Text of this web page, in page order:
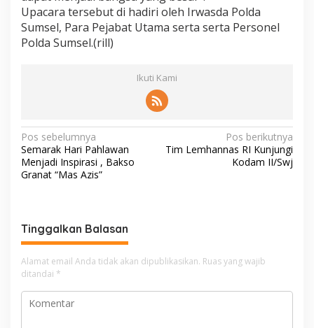
Upacara tersebut di hadiri oleh Irwasda Polda
Sumsel, Para Pejabat Utama serta serta Personel
Polda Sumsel.(rill)
Ikuti Kami
N
a
v
g
a
s
i
p
Pos sebelumnya
Semarak Hari Pahlawan
Menjadi Inspirasi , Bakso
Granat “Mas Azis”
Pos berikutnya
Tim Lemhannas RI Kunjungi
Kodam II/Swj
Tinggalkan Balasan
Alamat email Anda tidak akan dipublikasikan. Ruas yang wajib
ditandai *